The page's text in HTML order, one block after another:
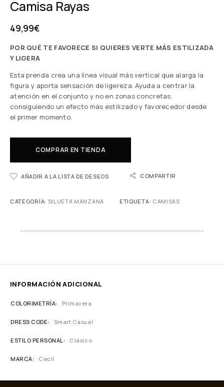
Camisa Rayas
49,99€
POR QUÉ TE FAVORECE SI QUIERES VERTE MÁS ESTILIZADA
Y LIGERA
Esta prenda crea una línea visual más vertical que alarga la
figura y aporta sensación de ligereza. Ayuda a centrar la
atención en el conjunto y no en zonas concretas,
consiguiendo un efecto más estilizado y favorecedor desde
el primer momento.
COMPRAR EN TIENDA
AÑADIR A LA LISTA DE DESEOS COMPARTIR
CATEGORÍA: SILUETA MANZANA ETIQUETA: CAMISAS
INFORMACIÓN ADICIONAL
COLORIMETRÍA Primavera
DRESS CODE Smart Casual
ESTILO PERSONAL Clásico
MARCA Cecil